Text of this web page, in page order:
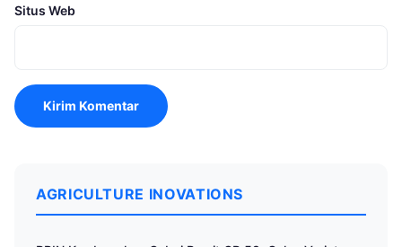
Situs Web
AGRICULTURE INOVATIONS